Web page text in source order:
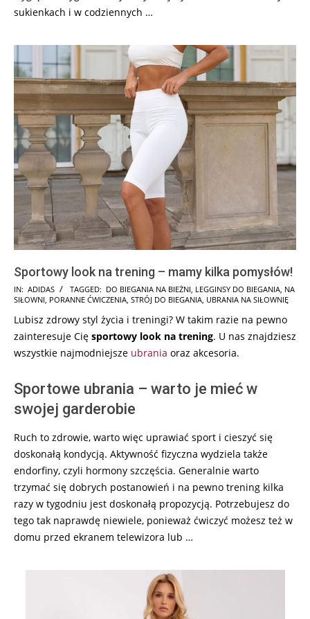
sukienkach i w codziennych …
Sportowy look na trening – mamy kilka pomysłów!
2025-
07-
25
IN: ADIDAS TAGGED: DO BIEGANIA NA BIEŻNI LEGGINSY DO BIEGANIA NA
SIŁOWNI PORANNE ĆWICZENIA STRÓJ DO BIEGANIA UBRANIA NA SIŁOWNIĘ
Lubisz zdrowy styl życia i treningi? W takim razie na pewno
zainteresuje Cię sportowy look na trening. U nas znajdziesz
wszystkie najmodniejsze ubrania oraz akcesoria.
Sportowe ubrania – warto je mieć w
swojej garderobie
Ruch to zdrowie, warto więc uprawiać sport i cieszyć się
doskonałą kondycją. Aktywność fizyczna wydziela także
endorfiny, czyli hormony szczęścia. Generalnie warto
trzymać się dobrych postanowień i na pewno trening kilka
razy w tygodniu jest doskonałą propozycją. Potrzebujesz do
tego tak naprawdę niewiele, ponieważ ćwiczyć możesz też w
domu przed ekranem telewizora lub …